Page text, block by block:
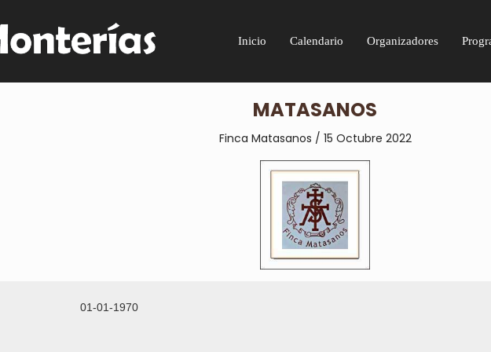
Inicio Calendario Organizadores
MATASANOS
Finca Matasanos / 15 Octubre 2022
01-01-1970